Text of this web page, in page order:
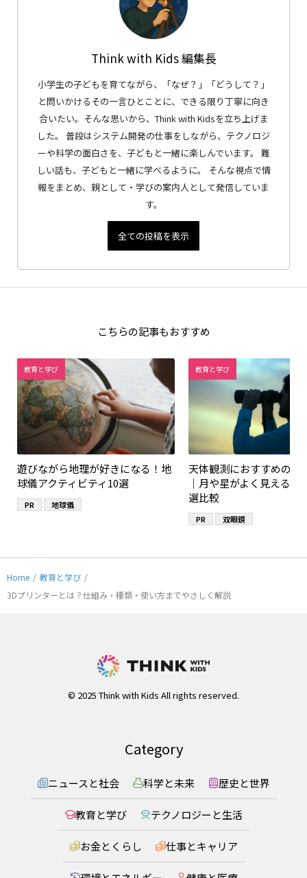
Think with Kids 編集長
小学生の子どもを育てながら、「なぜ？」「どうして？」
と問いかけるその一言ひとことに、できる限り丁寧に向き
合いたい。そんな思いから、Think with Kidsを立ち上げま
した。 普段はシステム開発の仕事をしながら、テクノロジ
ーや科学の面白さを、子どもと一緒に楽しんでいます。 難
しい話も、子どもと一緒に学べるように。 そんな視点で情
報をまとめ、親として・学びの案内人として発信していま
す。
全ての投稿を表示
こちらの記事もおすすめ
教育と学び
遊びながら地理が好きになる！地
球儀アクティビティ10選
PR 地球儀
教育と学び
天体観測におすすめの双
｜月や星がよく見えるモ
選比較
PR 双眼鏡
Home / 教育と学び /
3Dプリンターとは？仕組み・種類・使い方までやさしく解説
© 2025 Think with Kids All rights reserved.
Category
ニュースと社会 科学と未来 歴史と世界
教育と学び テクノロジーと生活
お金とくらし 仕事とキャリア